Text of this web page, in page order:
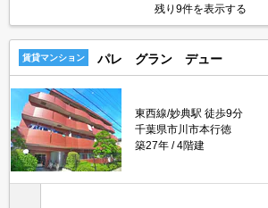
残り9件を表示する
賃貸マンション パレ グラン デュー
東西線/妙典駅 徒歩9分
千葉県市川市本行徳
築27年
4階建